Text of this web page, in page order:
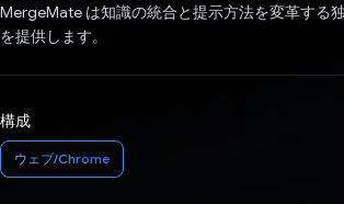
MergeMate は知識の統合と提示方法を変革する
を提供します。
構成
ウェブ/Chrome